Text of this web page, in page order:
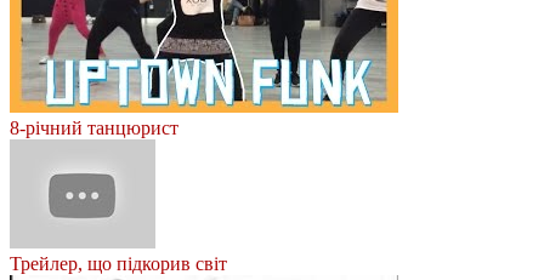
8-річний танцюрист
Трейлер, що підкорив світ